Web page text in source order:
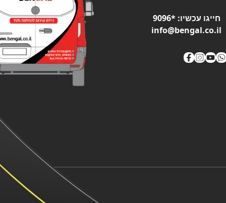
חייגו עכשיו:*9096
info@bengal.co.il